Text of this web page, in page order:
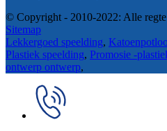
© Copyright - 2010-2022: Alle
Sitemap
Lekkergoed speelding,
Plastiek speelding, Promosie -
ontwerp ontwerp,